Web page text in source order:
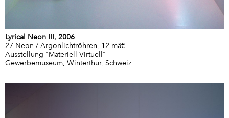
Lyrical Neon III, 2006
27 Neon / Argonlichtröhren, 12 mâ€¨
Ausstellung "Materiell-Virtuell"
Gewerbemuseum, Winterthur, Schweiz